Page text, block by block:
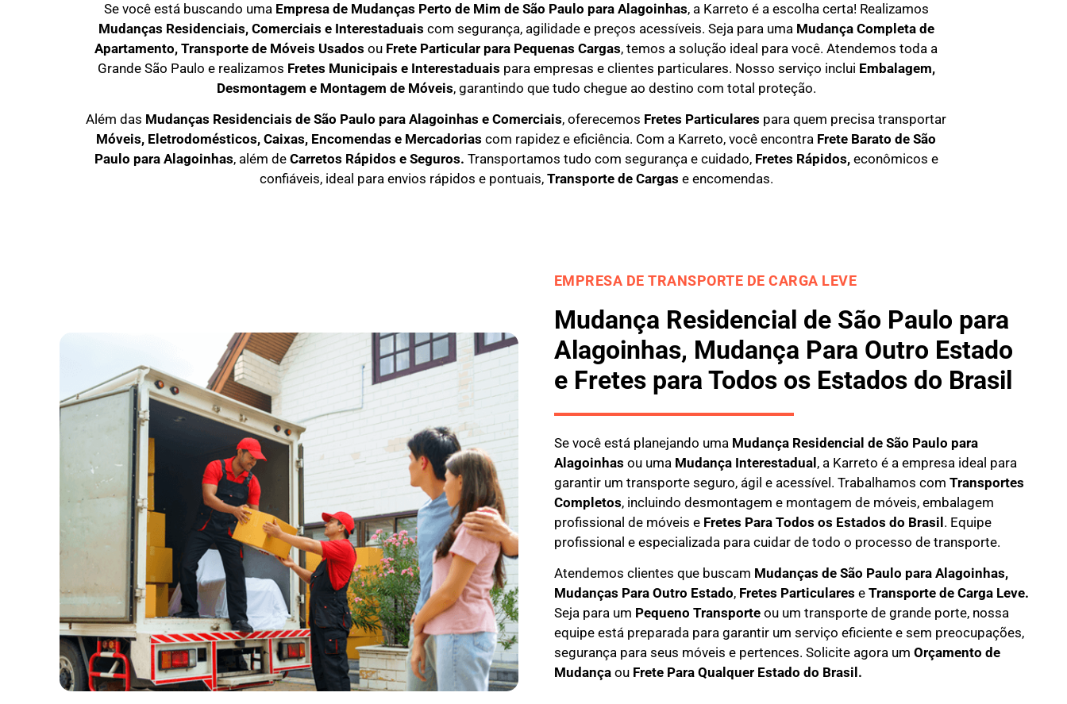
Se você está buscando uma Empresa de Mudanças Perto de Mim de São Paulo para Alagoinhas, a Karreto é a escolha certa! Realizamos
Mudanças Residenciais, Comerciais e Interestaduais com segurança, agilidade e preços acessíveis. Seja para uma Mudança Completa de
Apartamento, Transporte de Móveis Usados ou Frete Particular para Pequenas Cargas, temos a solução ideal para você. Atendemos toda a
Grande São Paulo e realizamos Fretes Municipais e Interestaduais para empresas e clientes particulares. Nosso serviço inclui Embalagem,
Desmontagem e Montagem de Móveis, garantindo que tudo chegue ao destino com total proteção.
Além das Mudanças Residenciais de São Paulo para Alagoinhas e Comerciais, oferecemos Fretes Particulares para quem precisa transportar
Móveis, Eletrodomésticos, Caixas, Encomendas e Mercadorias com rapidez e eficiência. Com a Karreto, você encontra Frete Barato de São
Paulo para Alagoinhas, além de Carretos Rápidos e Seguros. Transportamos tudo com segurança e cuidado, Fretes Rápidos,econômicos e
confiáveis, ideal para envios rápidos e pontuais, Transporte de Cargas e encomendas.
EMPRESA DE TRANSPORTE DE CARGA LEVE
Mudança Residencial de São Paulo para
Alagoinhas, Mudança Para Outro Estado
e Fretes para Todos os Estados do Brasil
Se você está planejando uma Mudança Residencial de São Paulo para
Alagoinhas ou uma Mudança Interestadual, a Karreto é a empresa ideal para
garantir um transporte seguro, ágil e acessível. Trabalhamos com Transportes
Completos, incluindo desmontagem e montagem de móveis, embalagem
profissional de móveis e Fretes Para Todos os Estados do Brasil. Equipe
profissional e especializada para cuidar de todo o processo de transporte.
Atendemos clientes que buscam Mudanças de São Paulo para Alagoinhas,
Mudanças Para Outro Estado,Fretes Particulares e Transportede Carga Leve.
Seja para um Pequeno Transporteou um transporte de grande porte, nossa
equipe está preparada para garantir um serviço eficiente e sem preocupações,
segurança para seus móveis e pertences. Solicite agora um Orçamento de
Mudançaou Frete Para Qualquer Estado do Brasil.